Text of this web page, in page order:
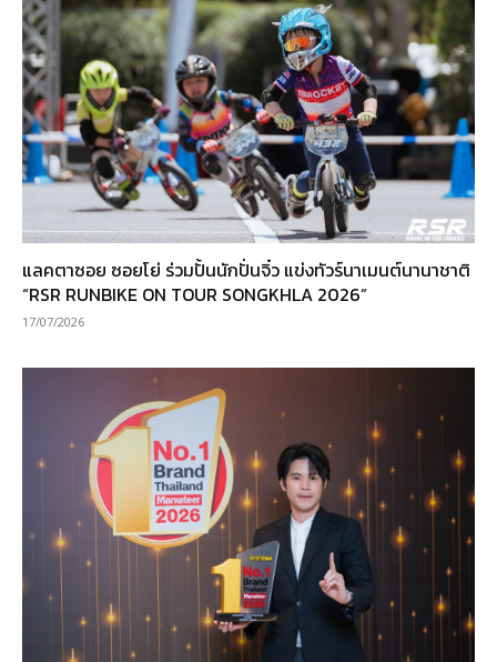
แลคตาซอย ซอยโย่ ร่วมปั้นนักปั่นจิ๋ว แข่งทัวร์นาเมนต์นานาชาติ
“RSR RUNBIKE ON TOUR SONGKHLA 2026”
17/07/2026